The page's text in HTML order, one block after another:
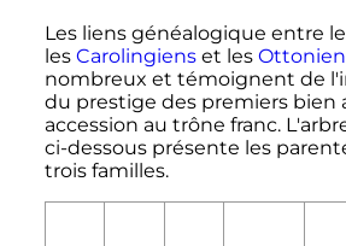
Les liens généalogique entre
les Carolingienset les
nombreux et témoignent de
du prestige des premiers bien
accession au trône franc.
ci-dessous présente les
trois familles.